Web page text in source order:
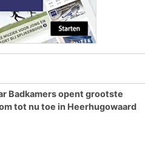
Badkamers opent grootste
tot nu toe in Heerhugowaard